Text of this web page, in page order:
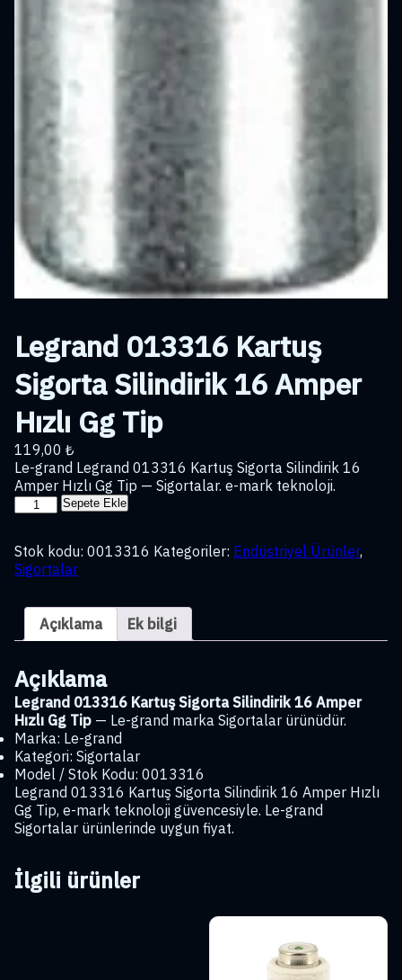
Legrand 013316 Kartuş
Sigorta Silindirik 16 Amper
Hızlı Gg Tip
119,00 ₺
Le-grand Legrand 013316 Kartuş Sigorta Silindirik 16
Amper Hızlı Gg Tip — Sigortalar. e-mark teknoloji.
Legrand
Sigorta
Silindirik
Amper
Hızlı
Gg
adet
Sepete Ekle
Stok kodu: 0013316 Kategoriler: Endüstriyel Ürünler,
Sigortalar
Açıklama Ek bilgi
Açıklama
Legrand 013316 Kartuş Sigorta Silindirik 16 Amper
Hızlı Gg Tip — Le-grand marka Sigortalar ürünüdür.
Marka: Le-grand
Kategori: Sigortalar
Model / Stok Kodu: 0013316
Legrand 013316 Kartuş Sigorta Silindirik 16 Amper Hızlı
Gg Tip, e-mark teknoloji güvencesiyle. Le-grand
Sigortalar ürünlerinde uygun fiyat.
İlgili ürünler